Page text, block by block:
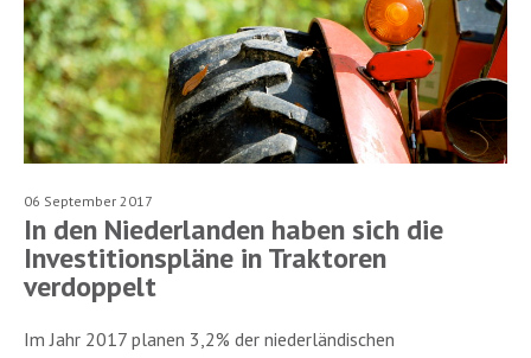
06 September 2017
In den Niederlanden haben sich die
Investitionspläne in Traktoren
verdoppelt
Im Jahr 2017 planen 3,2% der niederländischen